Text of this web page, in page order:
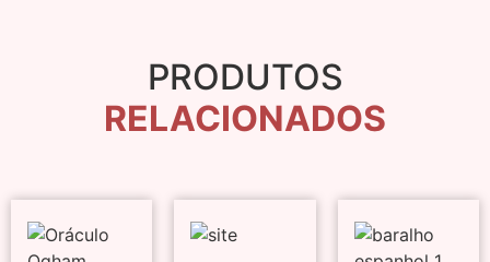
PRODUTOS
RELACIONADOS